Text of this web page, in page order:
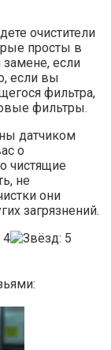
очистители
просты в
если
если вы
фильтра,
фильтры.
датчиком
о
чистящие
не
они
загрязнений.